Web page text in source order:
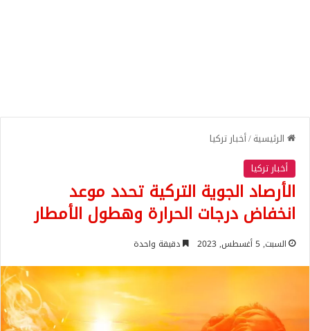
الرئيسية/أخبار تركيا
أخبار تركيا
الأرصاد الجوية التركية تحدد موعد
انخفاض درجات الحرارة وهطول الأمطار
السبت, 5 أغسطس, 2023 دقيقة واحدة